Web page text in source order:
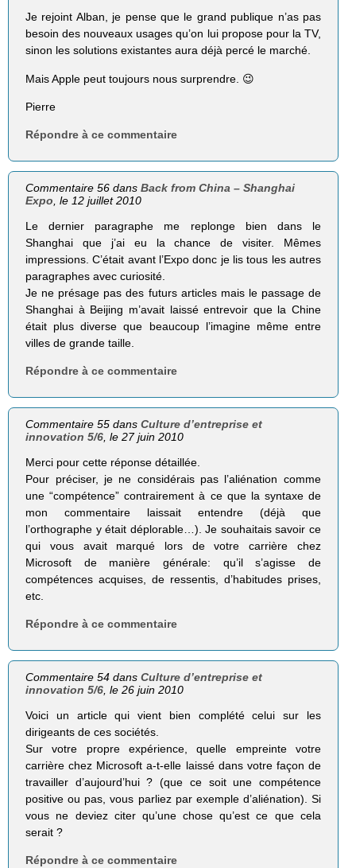
Je rejoint Alban, je pense que le grand publique n’as pas
besoin des nouveaux usages qu’on lui propose pour la TV,
sinon les solutions existantes aura déjà percé le marché.
Mais Apple peut toujours nous surprendre. 😉
Pierre
Répondre à ce commentaire
Commentaire 56 dansBack from China – Shanghai
Expo , le 12 juillet 2010
Le dernier paragraphe me replonge bien dans le
Shanghai que j’ai eu la chance de visiter. Mêmes
impressions. C’était avant l’Expo donc je lis tous les autres
paragraphes avec curiosité.
Je ne présage pas des futurs articles mais le passage de
Shanghai à Beijing m’avait laissé entrevoir que la Chine
était plus diverse que beaucoup l’imagine même entre
villes de grande taille.
Répondre à ce commentaire
Commentaire 55 dansCulture d’entreprise et
innovation 5/6 , le 27 juin 2010
Merci pour cette réponse détaillée.
Pour préciser, je ne considérais pas l’aliénation comme
une “compétence” contrairement à ce que la syntaxe de
mon commentaire laissait entendre (déjà que
l’orthographe y était déplorable…). Je souhaitais savoir ce
qui vous avait marqué lors de votre carrière chez
Microsoft de manière générale: qu’il s’agisse de
compétences acquises, de ressentis, d’habitudes prises,
etc.
Répondre à ce commentaire
Commentaire 54 dansCulture d’entreprise et
innovation 5/6, le 26 juin 2010
Voici un article qui vient bien complété celui sur les
dirigeants de ces sociétés.
Sur votre propre expérience, quelle empreinte votre
carrière chez Microsoft a-t-elle laissé dans votre façon de
travailler d’aujourd’hui ? (que ce soit une compétence
positive ou pas, vous parliez par exemple d’aliénation). Si
vous ne deviez citer qu’une chose qu’est ce que cela
serait ?
Répondre à ce commentaire